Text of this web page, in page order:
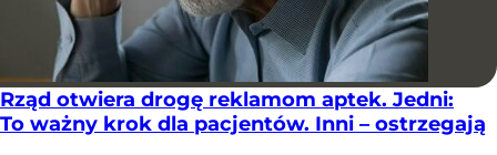
Rząd otwiera drogę reklamom aptek. Jedni:
To ważny krok dla pacjentów. Inni – ostrzegają